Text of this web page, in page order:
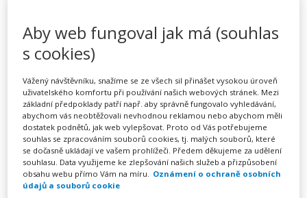
Loutka – motivující prvek v
tvořivé a prožitkové práci s
dětmi (webinář)
PořádáZřetel, s.r.o.
TERMÍN
06. 11. 2026
Aby web fungoval jak má (souhlas
s cookies)
Vážený návštěvníku, snažíme se ze všech sil přinášet vysokou úroveň
uživatelského komfortu při používání našich webových stránek. Mezi
základní předpoklady patří např. aby správně fungovalo vyhledávání,
abychom vás neobtěžovali nevhodnou reklamou nebo abychom měli
dostatek podnětů, jak web vylepšovat. Proto od Vás potřebujeme
souhlas se zpracováním souborů cookies, tj. malých souborů, které
se dočasně ukládají ve vašem prohlížeči. Předem děkujeme za udělení
souhlasu. Data využijeme ke zlepšování našich služeb a přizpůsobení
obsahu webu přímo Vám na míru.
Oznámení o ochraně osobních
údajů a souborů cookie